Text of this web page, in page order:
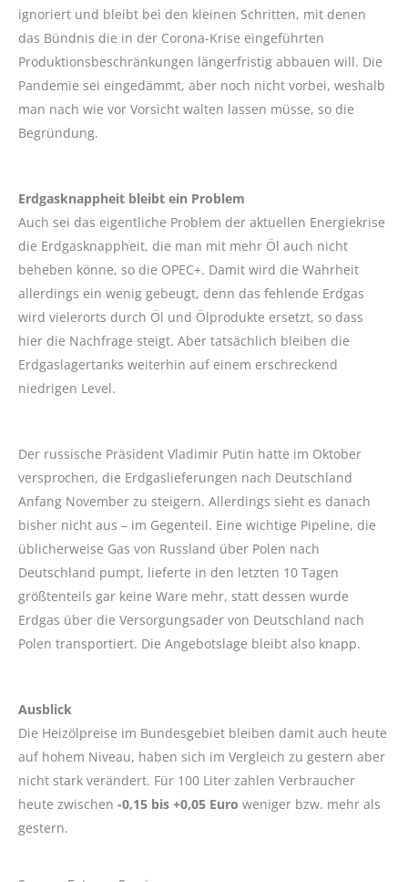
ignoriert und bleibt bei den kleinen Schritten, mit denen
das Bündnis die in der Corona-Krise eingeführten
Produktionsbeschränkungen längerfristig abbauen will. Die
Pandemie sei eingedämmt, aber noch nicht vorbei, weshalb
man nach wie vor Vorsicht walten lassen müsse, so die
Begründung.
Erdgasknappheit bleibt ein Problem
Auch sei das eigentliche Problem der aktuellen Energiekrise
die Erdgasknappheit, die man mit mehr Öl auch nicht
beheben könne, so die OPEC+. Damit wird die Wahrheit
allerdings ein wenig gebeugt, denn das fehlende Erdgas
wird vielerorts durch Öl und Ölprodukte ersetzt, so dass
hier die Nachfrage steigt. Aber tatsächlich bleiben die
Erdgaslagertanks weiterhin auf einem erschreckend
niedrigen Level.
Der russische Präsident Vladimir Putin hatte im Oktober
versprochen, die Erdgaslieferungen nach Deutschland
Anfang November zu steigern. Allerdings sieht es danach
bisher nicht aus – im Gegenteil. Eine wichtige Pipeline, die
üblicherweise Gas von Russland über Polen nach
Deutschland pumpt, lieferte in den letzten 10 Tagen
größtenteils gar keine Ware mehr, statt dessen wurde
Erdgas über die Versorgungsader von Deutschland nach
Polen transportiert. Die Angebotslage bleibt also knapp.
Ausblick
Die Heizölpreise im Bundesgebiet bleiben damit auch heute
auf hohem Niveau, haben sich im Vergleich zu gestern aber
nicht stark verändert. Für 100 Liter zahlen Verbraucher
heute zwischen -0,15 bis +0,05 Euro weniger bzw. mehr als
gestern.